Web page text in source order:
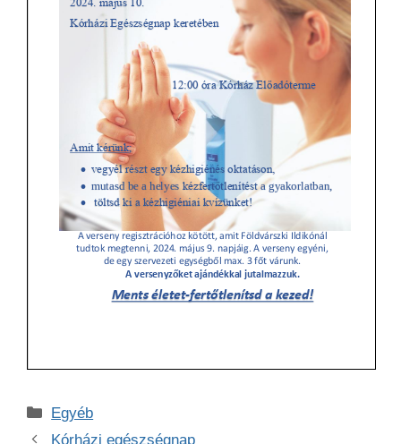
Kategória
Egyéb
Kórházi egészségnap